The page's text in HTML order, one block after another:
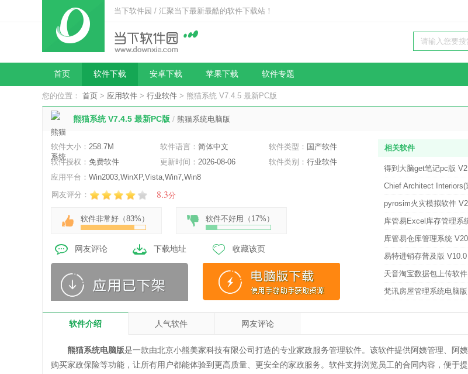
当下软件园 / 汇聚当下最新最酷的软件下载站！
首页 软件下载 安卓下载 苹果下载 软件专题
您的位置： 首页 > 应用软件 > 行业软件 > 熊猫系统 V7.4.5 最新PC版
熊猫系统 V7.4.5 最新PC版 / 熊猫系统电脑版
软件大小： 258.7M 软件语言： 简体中文 软件类型： 国产软件
软件授权： 免费软件 更新时间： 2026-08-06 软件类别：行业软件
应用平台： Win2003,WinXP,Vista,Win7,Win8
网友评分：
8.3分
软件非常好（83% ） 软件不好用（ 17% ）
网友评论 下载地址 收藏该页
相关软件
得到大脑get笔记pc版
Chief Architect Interiors(
pyrosim火灾模拟软件
库管易Excel库存管理系
库管易仓库管理系统
易特进销存普及版
天音淘宝数据包上传软件
梵讯房屋管理系统电脑版
软件介绍 人气软件 网友评论
熊猫系统电脑版是一款由北京小熊美家科技有限公司打造的专业家政服务管理软件。该软件提供阿姨管理、阿姨
购买家政保险等功能，让所有用户都能体验到更高质量、更安全的家政服务。软件支持浏览员工的合同内容，便于